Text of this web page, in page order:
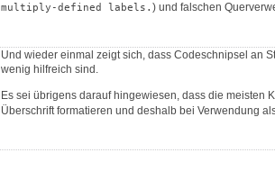
multiply-defined labels. ) und falschen
Und wieder einmal zeigt sich, dass Codeschnipsel an
wenig hilfreich sind.
Es sei übrigens darauf hingewiesen, dass die meisten
Überschrift formatieren und deshalb bei Verwendung